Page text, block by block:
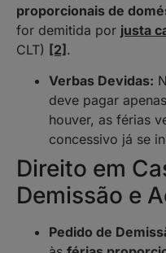
proporcionais de
for demitida por justa
CLT) [2].
Verbas Devidas:
deve pagar
houver, as férias
concessivo já se
Direito em
Demissão e
Pedido de